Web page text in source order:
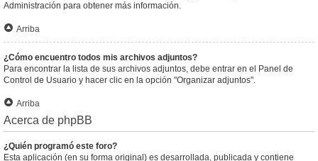
Administración para obtener más información.
Arriba
¿Cómo encuentro todos mis archivos adjuntos?
Para encontrar la lista de sus archivos adjuntos, debe entrar en el Panel de
Control de Usuario y hacer clic en la opción "Organizar adjuntos".
Arriba
Acerca de phpBB
¿Quién programó este foro?
Esta aplicación (en su forma original) es desarrollada, publicada y contiene